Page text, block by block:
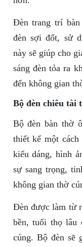
Đèn trang trí
đèn sợi đốt, sử
này sẽ giúp cho
sáng đèn tỏa ra
đến không gian
Bộ đèn chiêu tài
Bộ đèn bàn thờ
thiết kế một
kiểu dáng, hình
sự sang trọng,
không gian thờ
Đèn được làm từ
bền, tuổi thọ lâu
cúng. Bộ đèn sẽ